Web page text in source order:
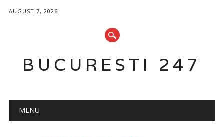
AUGUST 7, 2026
BUCURESTI 247
Main menu
MENU